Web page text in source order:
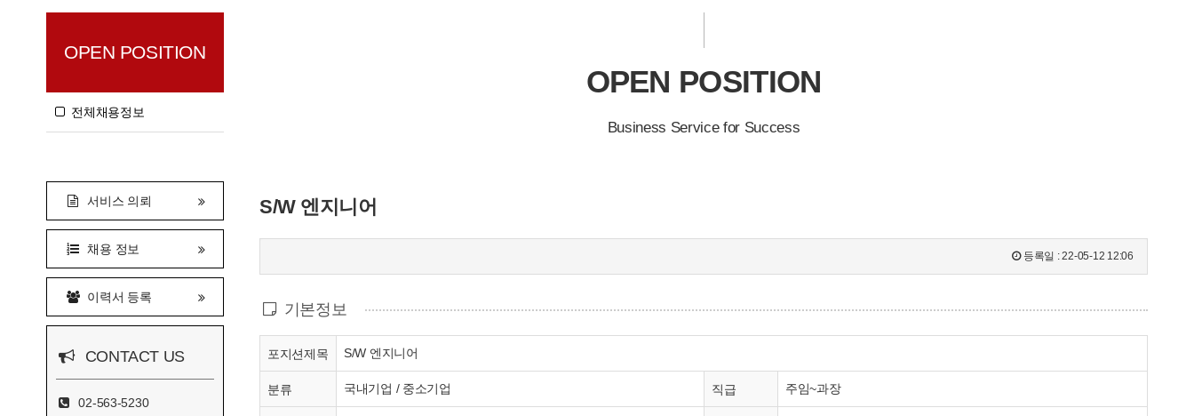
OPEN POSITION
전체채용정보
서비스 의뢰
채용 정보
이력서 등록
CONTACT US
02-563-5230
OPEN POSITION
Business Service for Success
S/W 엔지니어
등록일 :22-05-12 12:06
기본정보
포지션제목 S/W 엔지니어
분류 국내기업 / 중소기업 직급 주임~과장